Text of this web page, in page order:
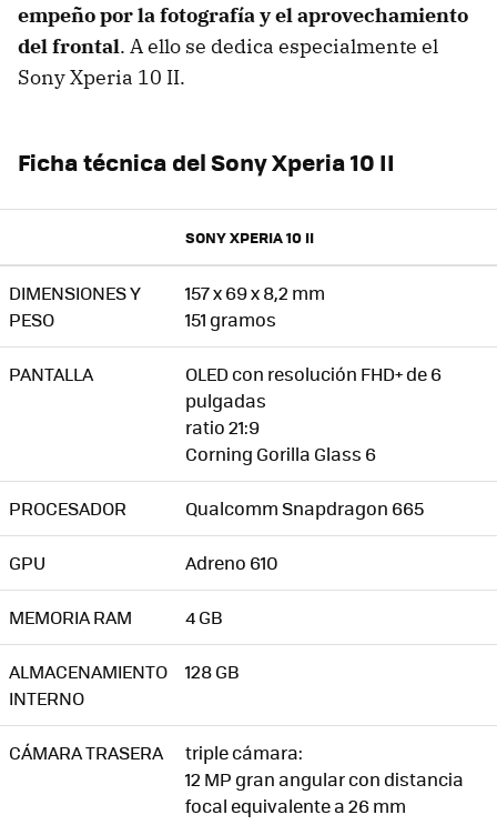
empeño por la fotografía y el aprovechamiento
del frontal. A ello se dedica especialmente el
Sony Xperia 10 II.
Ficha técnica del Sony Xperia 10 II
SONY XPERIA 10 II
DIMENSIONES Y
PESO
157 x 69 x 8,2 mm
151 gramos
PANTALLA
OLED con resolución FHD+ de 6
pulgadas
ratio 21:9
Corning Gorilla Glass 6
PROCESADOR Qualcomm Snapdragon 665
GPU Adreno 610
MEMORIA RAM 4 GB
ALMACENAMIENTO
INTERNO
128 GB
CÁMARA TRASERA
triple cámara:
12 MP gran angular con distancia
focal equivalente a 26 mm